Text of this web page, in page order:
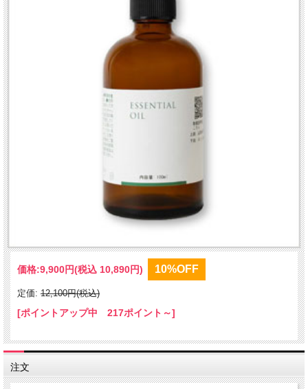
価格:9,900円(税込 10,890円) 10%OFF
定価: 12,100円(税込)
[ポイントアップ中 217ポイント～]
注文